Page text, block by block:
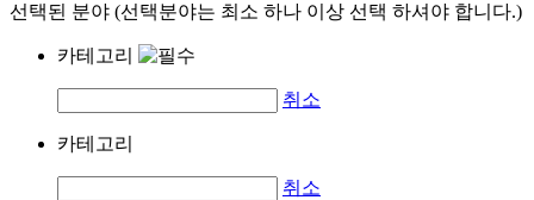
선택된 분야 (선택분야는 최소 하나 이상 선택 하셔야 합니다.)
카테고리
취소
카테고리
취소